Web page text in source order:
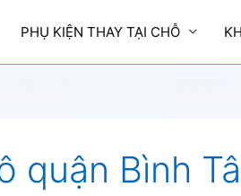
PHỤ KIỆN THAY TẠI CHỖ
quận Bình